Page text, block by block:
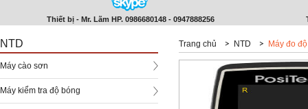
Thiết bị - Mr. Lãm HP. 0986680148 - 0947888256
NTD
Máy cào sơn
Máy kiểm tra độ bóng
Trang chủ NTD Máy đo